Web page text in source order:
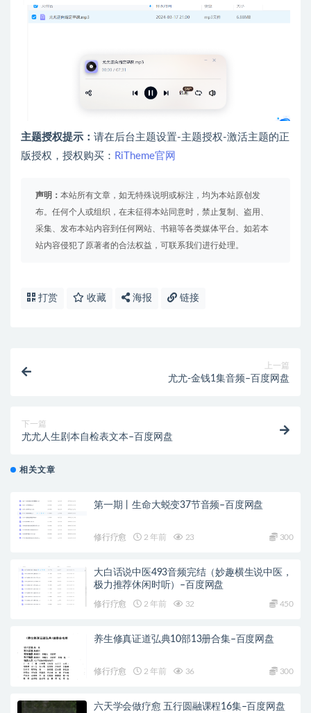
主题授权提示： 请在后台主题设置-主题授权-激活主题的正
版授权，授权购买： RiTheme官网
声明： 本站所有文章，如无特殊说明或标注，均为本站原创发
布。任何个人或组织，在未征得本站同意时，禁止复制、盗用、
采集、发布本站内容到任何网站、书籍等各类媒体平台。如若本
站内容侵犯了原著者的合法权益，可联系我们进行处理。
打赏 收藏 海报 链接
上一篇
尤尤-金钱1集音频–百度网盘
下一篇
尤尤人生剧本自检表文本–百度网盘
相关文章
第一期丨生命大蜕变37节音频–百度网盘
修行疗愈 2 年前 23 300
大白话说中医493音频完结（妙趣横生说中医，
极力推荐休闲时听）–百度网盘
修行疗愈 2 年前 32 450
养生修真证道弘典10部13册合集–百度网盘
修行疗愈 2 年前 36 300
六天学会做疗愈 五行圆融课程16集–百度网盘